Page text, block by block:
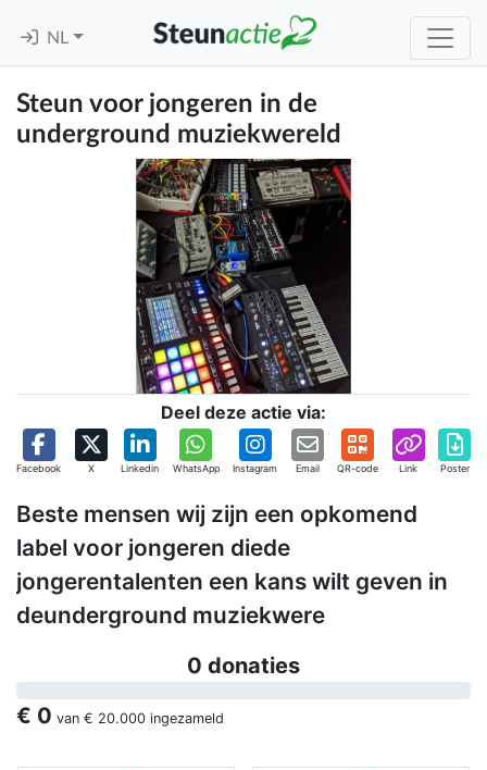
NL
Steun voor jongeren in de
underground muziekwereld
Deel deze actie via:
Facebook X Linkedin WhatsApp Instagram Email QR-code Link Poster
Beste mensen wij zijn een opkomend
label voor jongeren diede
jongerentalenten een kans wilt geven in
deunderground muziekwere
0 donaties
€ 0 van € 20.000 ingezameld